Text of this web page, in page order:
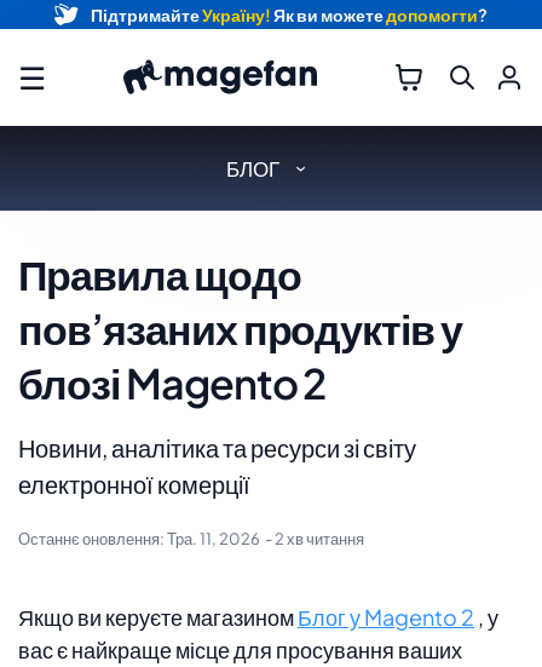
☰
БЛОГ
Правила щодо
пов’язаних продуктів у
блозі Magento 2
Новини, аналітика та ресурси зі світу
електронної комерції
Останнє оновлення:Тра. 11, 2026 - 2 хв читання
Якщо ви керуєте магазиномБлог у Magento 2 , у
вас є найкраще місце для просування ваших
ПідтримайтеУкраїну!Як ви можетедопомогти?